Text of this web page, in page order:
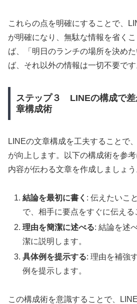
これらの点を明確にすることで、
が明確になり、無駄な情報を省く
ば、「明日のランチの場所を決め
ば、それ以外の情報は一切不要です
ステップ３ LINEの構成で差
章構成術
LINEの文章構成を工夫することで
が向上します。以下の構成術を参
内容が伝わる文章を作成しましょう
結論を最初に書く : 伝えたいこ
で、相手に要点をすぐに伝える
理由を簡潔に述べる: 結論を述
潔に説明します。
具体例を提示する: 理由を補強
例を提示します。
この構成術を意識することで、